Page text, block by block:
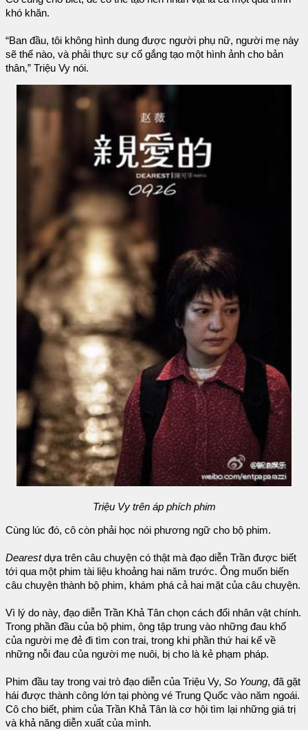
khó khăn.
“Ban đầu, tôi không hình dung được người phụ nữ, người mẹ này
sẽ thế nào, và phải thực sự cố gắng tạo một hình ảnh cho bản
thân,” Triệu Vy nói.
Triệu Vy trên áp phích phim
Cùng lúc đó, cô còn phải học nói phương ngữ cho bộ phim.
Dearestdựa trên câu chuyện có thật mà đạo diễn Trần được biết
tới qua một phim tài liệu khoảng hai năm trước. Ông muốn biến
câu chuyện thành bộ phim, khám phá cả hai mặt của câu chuyện.
Vì lý do này, đạo diễn Trần Khả Tân chọn cách đổi nhân vật chính.
Trong phần đầu của bộ phim, ông tập trung vào những đau khổ
của người mẹ đẻ đi tìm con trai, trong khi phần thứ hai kể về
những nỗi đau của người mẹ nuôi, bị cho là kẻ phạm pháp.
Phim đầu tay trong vai trò đạo diễn của Triệu Vy, So Young, đã gặt
hái được thành công lớn tại phòng vé Trung Quốc vào năm ngoái.
Cô cho biết, phim của Trần Khả Tân là cơ hội tìm lại những giá trị
và khả năng diễn xuất của mình.